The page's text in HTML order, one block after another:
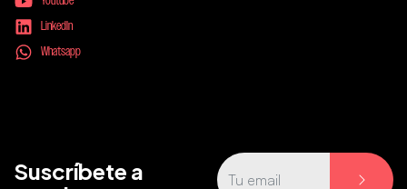
LinkedIn
Whatsapp
Suscríbete a